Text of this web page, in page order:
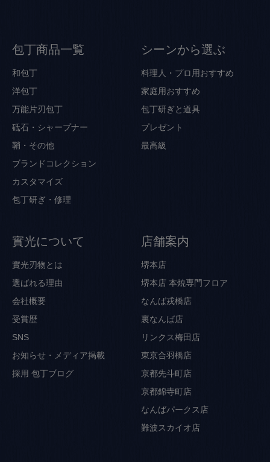
包丁商品一覧
和包丁
洋包丁
万能片刃包丁
砥石・シャープナー
鞘・その他
ブランドコレクション
カスタマイズ
包丁研ぎ・修理
シーンから選ぶ
料理人・プロ用おすすめ
家庭用おすすめ
包丁研ぎと道具
プレゼント
最高級
實光について
實光刃物とは
選ばれる理由
会社概要
受賞歴
SNS
お知らせ・メディア掲載
採用 包丁ブログ
店舗案内
堺本店
堺本店 本焼専門フロア
なんば戎橋店
裏なんば店
リンクス梅田店
東京合羽橋店
京都先斗町店
京都錦寺町店
なんばパークス店
難波スカイオ店